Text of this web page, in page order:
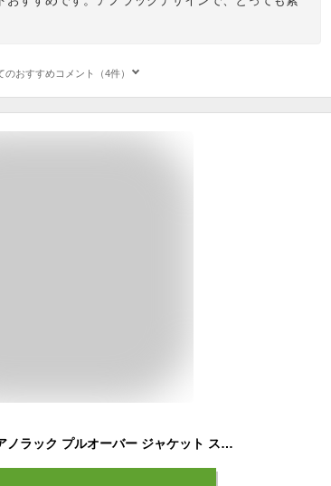
のおすすめコメント（4件）
スノーボードウェア アノラック プルオーバー ジャケット スキーウェア レディース ボードウェア スノボウェア スノボ ウェア スノーボード スノボー スキー スノボーウェア スノーウェア 大きい ウエア ICJ-824